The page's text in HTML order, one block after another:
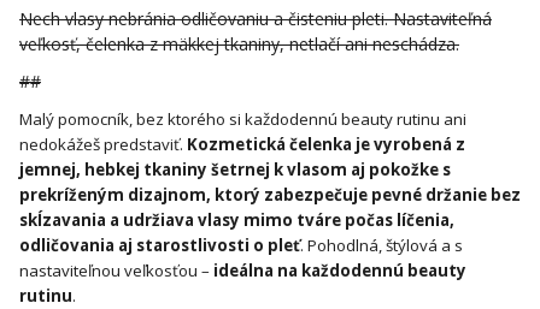
Nech vlasy nebránia odličovaniu a čisteniu pleti. Nastaviteľná
veľkosť, čelenka z mäkkej tkaniny, netlačí ani neschádza.
##
Malý pomocník, bez ktorého si každodennú beauty rutinu ani
nedokážeš predstaviť. Kozmetická čelenka je vyrobená z
jemnej, hebkej tkaniny šetrnej k vlasom aj pokožke s
prekríženým dizajnom, ktorý zabezpečuje pevné držanie bez
skĺzavania a udržiava vlasy mimo tváre počas líčenia,
odličovania aj starostlivosti o pleť. Pohodlná, štýlová a s
nastaviteľnou veľkosťou – ideálna na každodennú beauty
rutinu.